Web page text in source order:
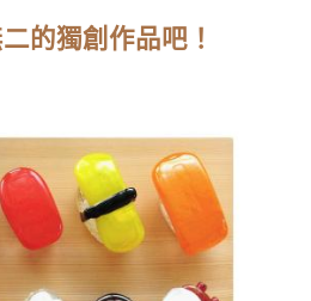
的獨創作品吧！